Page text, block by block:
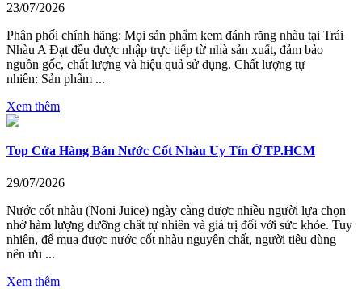
23/07/2026
Phân phối chính hãng: Mọi sản phẩm kem đánh răng nhàu tại Trái
Nhàu A Đạt đều được nhập trực tiếp từ nhà sản xuất, đảm bảo
nguồn gốc, chất lượng và hiệu quả sử dụng. Chất lượng tự
nhiên: Sản phẩm ...
Xem thêm
Top Cửa Hàng Bán Nước Cốt Nhàu Uy Tín Ở TP.HCM
29/07/2026
Nước cốt nhàu (Noni Juice) ngày càng được nhiều người lựa chọn
nhờ hàm lượng dưỡng chất tự nhiên và giá trị đối với sức khỏe. Tuy
nhiên, để mua được nước cốt nhàu nguyên chất, người tiêu dùng
nên ưu ...
Xem thêm